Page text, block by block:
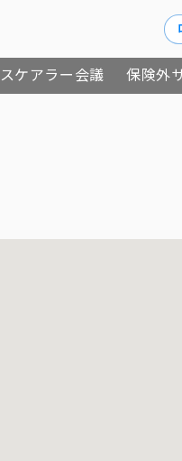
ケアラー会議 保険外